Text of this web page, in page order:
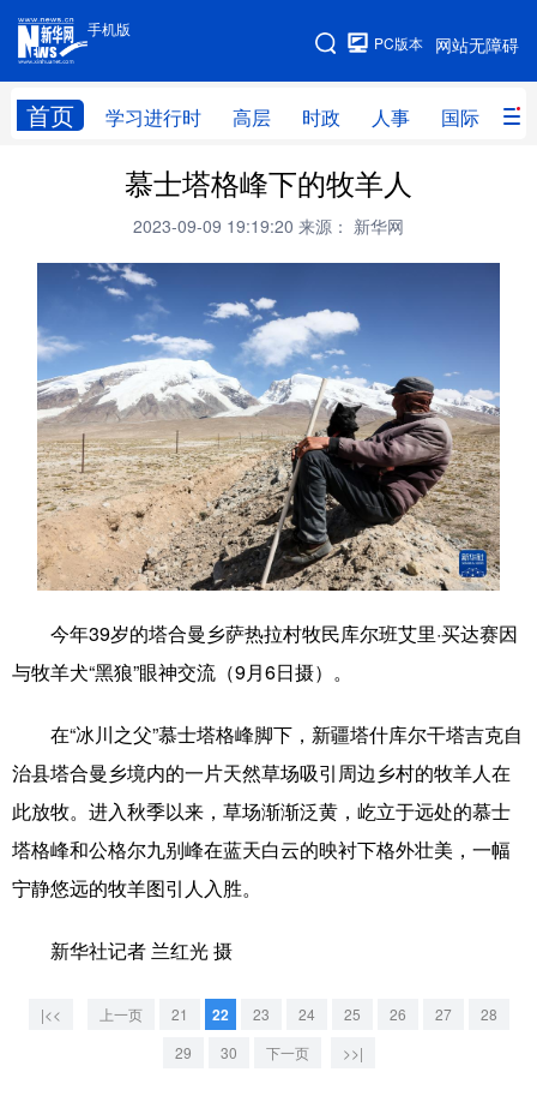
手机版
网站无障碍
PC版本
首页 学习进行时 高层 时政 人事 国际 财
手机版
网站地图
高层 时政
财经 网评
台湾
科技 科创 量子
文化 书画 健康 军事
访谈 视频 图片 政务
法律 中央文件 金融 汽车
食品 人居 信息化 数字经济
学术中国 乡村振兴 银龄 溯源中国
城市 旅游 能源 会展
彩票 娱乐 时尚
公益 一带一路 亚太网 上市公司
文化产业
地方频道
安徽
慕士塔格峰下的牧羊人
2023-09-09 19:19:20 来源： 新华网
今年39岁的塔合曼乡萨热拉村牧民库尔班艾里·买达赛因
与牧羊犬“黑狼”眼神交流（9月6日摄）。
在“冰川之父”慕士塔格峰脚下，新疆塔什库尔干塔吉克自
治县塔合曼乡境内的一片天然草场吸引周边乡村的牧羊人在
此放牧。进入秋季以来，草场渐渐泛黄，屹立于远处的慕士
塔格峰和公格尔九别峰在蓝天白云的映衬下格外壮美，一幅
宁静悠远的牧羊图引人入胜。
新华社记者 兰红光 摄
|<< 上一页 21 22 23 24 25 26 27
28
29
30 下一页 >>|